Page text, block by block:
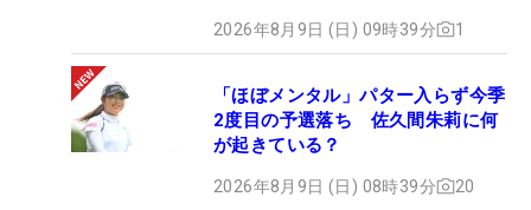
2026年8月9日 (日) 09時39分 1
「ほぼメンタル」パター入らず今季
2度目の予選落ち 佐久間朱莉に何
が起きている？
2026年8月9日 (日) 08時39分 20